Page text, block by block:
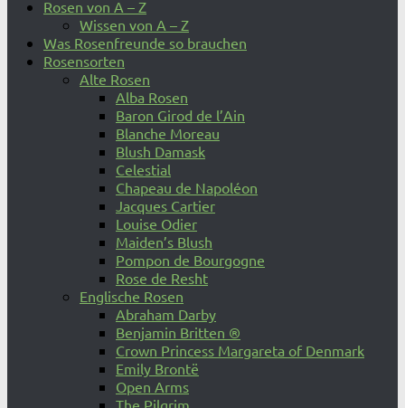
Rosen von A – Z
Wissen von A – Z
Was Rosenfreunde so brauchen
Rosensorten
Alte Rosen
Alba Rosen
Baron Girod de l’Ain
Blanche Moreau
Blush Damask
Celestial
Chapeau de Napoléon
Jacques Cartier
Louise Odier
Maiden’s Blush
Pompon de Bourgogne
Rose de Resht
Englische Rosen
Abraham Darby
Benjamin Britten ®
Crown Princess Margareta of Denmark
Emily Brontë
Open Arms
The Pilgrim